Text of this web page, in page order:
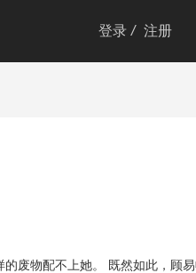
登录 / 注册
废物配不上她。 既然如此，顾